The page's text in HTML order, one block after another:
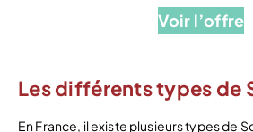
Voir l’offre
Les différents types de
En France, il existe plusieurs types de